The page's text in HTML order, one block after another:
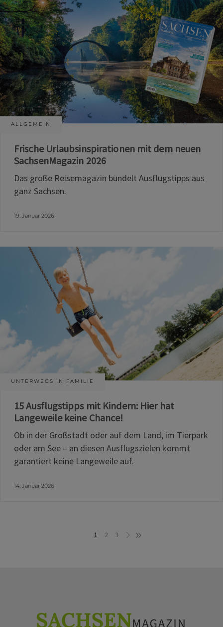
ALLGEMEIN
Frische Urlaubsinspirationen mit dem neuen
SachsenMagazin 2026
Das große Reisemagazin bündelt Ausflugstipps aus
ganz Sachsen.
19. Januar 2026
UNTERWEGS IN FAMILIE
15 Ausflugstipps mit Kindern: Hier hat
Langeweile keine Chance!
Ob in der Großstadt oder auf dem Land, im Tierpark
oder am See – an diesen Ausflugszielen kommt
garantiert keine Langeweile auf.
14. Januar 2026
1 2 3